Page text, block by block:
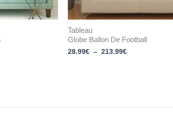
Tableau
Globe Ballon De Football
28.99€ – 213.99€